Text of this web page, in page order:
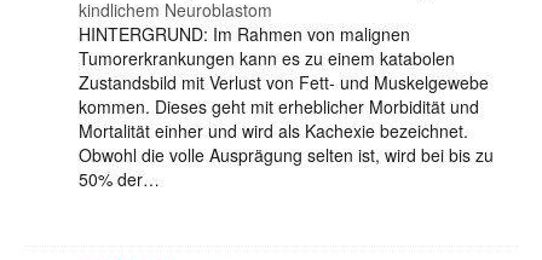
kindlichem Neuroblastom
HINTERGRUND: Im Rahmen von malignen
Tumorerkrankungen kann es zu einem katabolen
Zustandsbild mit Verlust von Fett- und Muskelgewebe
kommen. Dieses geht mit erheblicher Morbidität und
Mortalität einher und wird als Kachexie bezeichnet.
Obwohl die volle Ausprägung selten ist, wird bei bis zu
50% der…